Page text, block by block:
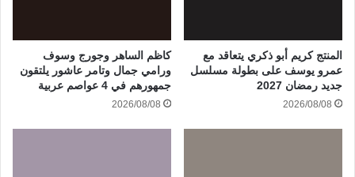
المنتج كريم أبو ذكري يتعاقد مع
عمرو يوسف على بطولة مسلسل
جديد رمضان 2027
2026/08/08
كاظم الساهر وجورج وسوف
ورامي جمال وتامر عاشور يلتقون
جمهورهم في 4 عواصم عربية
2026/08/08